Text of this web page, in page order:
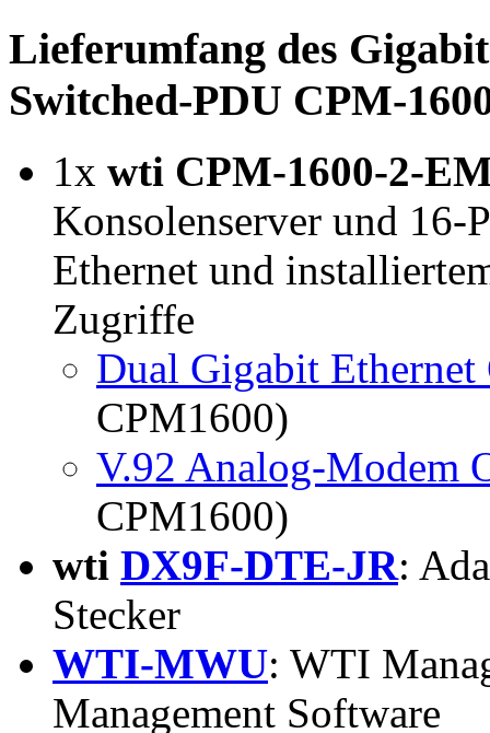
Lieferumfang des
Switched-PDU CPM-
1x wti CPM-1600-2-
Konsolenserver und
Ethernet und
Zugriffe
Dual Gigabit
CPM1600)
V.92 Analog-Modem
CPM1600)
wti DX9F-DTE-JR:
Stecker
WTI-MWU: WTI
Management Software